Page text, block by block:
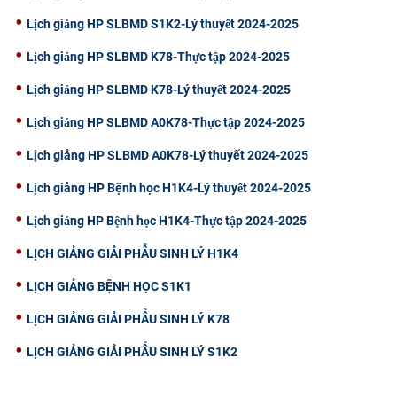
Lịch giảng HP SLBMD S1K2-Lý thuyết 2024-2025
Lịch giảng HP SLBMD K78-Thực tập 2024-2025
Lịch giảng HP SLBMD K78-Lý thuyết 2024-2025
Lịch giảng HP SLBMD A0K78-Thực tập 2024-2025
Lịch giảng HP SLBMD A0K78-Lý thuyết 2024-2025
Lịch giảng HP Bệnh học H1K4-Lý thuyết 2024-2025
Lịch giảng HP Bệnh học H1K4-Thực tập 2024-2025
LỊCH GIẢNG GIẢI PHẪU SINH LÝ H1K4
LỊCH GIẢNG BỆNH HỌC S1K1
LỊCH GIẢNG GIẢI PHẪU SINH LÝ K78
LỊCH GIẢNG GIẢI PHẪU SINH LÝ S1K2